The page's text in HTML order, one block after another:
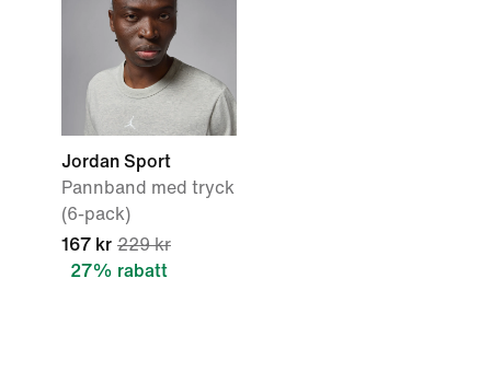
Jordan Sport
Pannband med tryck
(6-pack)
167 kr 229 kr
27% rabatt